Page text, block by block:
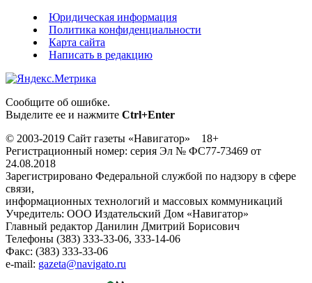
Юридическая информация
Политика конфиденциальности
Карта сайта
Написать в редакцию
Сообщите об ошибке.
Выделите ее и нажмите Ctrl+Enter
© 2003-2019 Сайт газеты «Навигатор» 18+
Регистрационный номер: серия Эл № ФС77-73469 от
24.08.2018
Зарегистрировано Федеральной службой по надзору в сфере
связи,
информационных технологий и массовых коммуникаций
Учредитель: ООО Издательский Дом «Навигатор»
Главный редактор Данилин Дмитрий Борисович
Телефоны (383) 333-33-06, 333-14-06
Факс: (383) 333-33-06
e-mail: gazeta@navigato.ru